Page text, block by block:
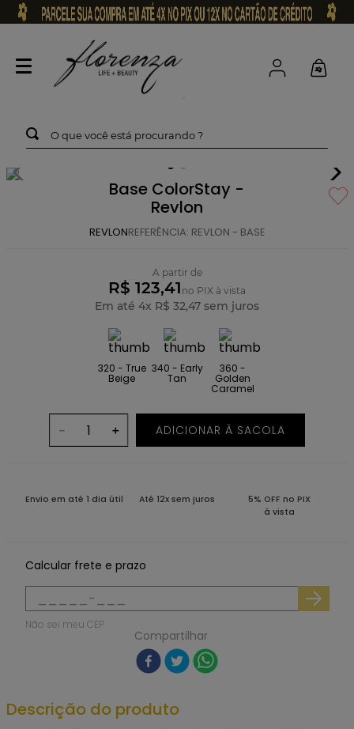
O que você está procurando ?
Base ColorStay -
Revlon
REVLONREFERÊNCIA: REVLON - BASE
A partir de
R$ 123,41 no PIX à vista
Em até 4x R$ 32,47 sem juros
320 - True
Beige
340 - Early
Tan
360 -
Golden
Caramel
＋
－ ADICIONAR À SACOLA
Envio em até 1 dia útil Até 12x sem juros
5% OFF no PIX
à vista
Calcular frete e prazo
Não sei meu CEP
Compartilhar
Descrição do produto